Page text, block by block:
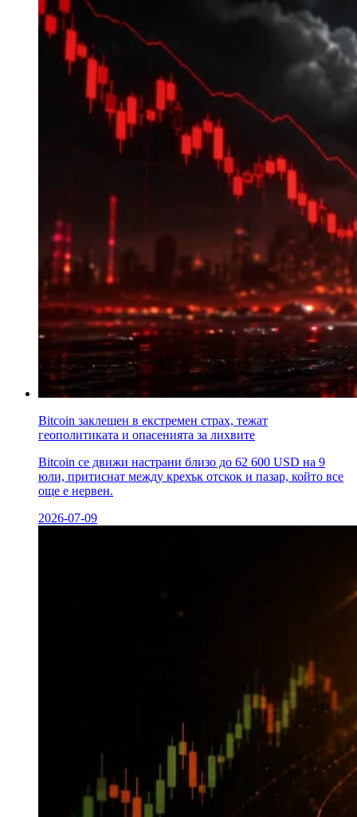
Bitcoin заклещен в екстремен страх, тежат
геополитиката и опасенията за лихвите
Bitcoin се движи настрани близо до 62 600 USD на 9
юли, притиснат между крехък отскок и пазар, който все
още е нервен.
2026-07-09